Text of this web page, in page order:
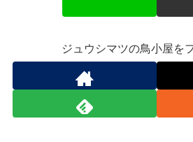
ジュウシマツの鳥小屋を